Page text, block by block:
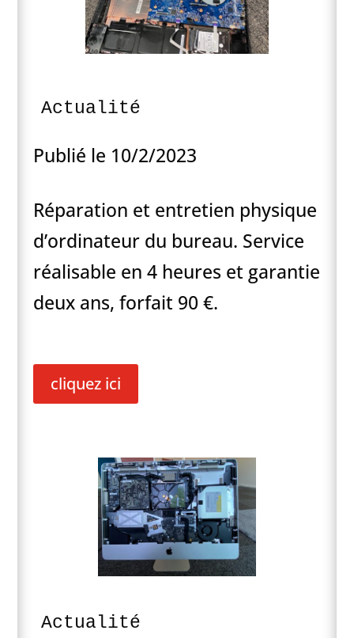
Actualité
Publié le 10/2/2023
Réparation et entretien physique
d’ordinateur du bureau. Service
réalisable en 4 heures et garantie
deux ans, forfait 90 €.
cliquez ici
Actualité